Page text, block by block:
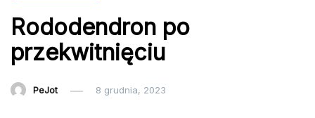
Rododendron po
przekwitnięciu
PeJot 8 grudnia, 2023